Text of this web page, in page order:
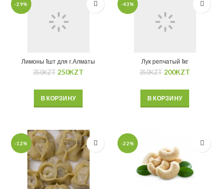
-29%
Лимоны 1шт для г.Алматы
350KZT 250KZT
В КОРЗИНУ
-43%
Лук репчатый 1кг
350KZT 200KZT
В КОРЗИНУ
-12% -22%